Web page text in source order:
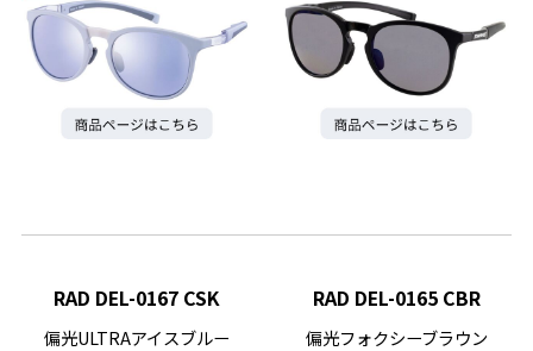
RAD DEL-0167 CSK
偏光ULTRAアイスブルー
RAD DEL-0165 CBR
偏光フォクシーブラウン